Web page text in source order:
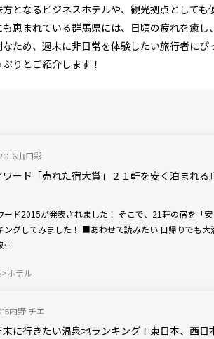
方となるビジネスホテルや、観光拠点として
も恵まれている群馬県には、日頃の疲れを癒
ため、週末に非日常を体験したい旅行者に
りとご紹介します！
山口彩
ワード「売れた宿大賞」２１軒を安く泊まれる
表されました！ そこで、21軒の宿を「安く泊まれる順」に
あわせて読みたい 日帰りでも大満足できる箱根の
…
ホテル
内野 チエ
に行きたい温泉地ランキング！東日本、西日